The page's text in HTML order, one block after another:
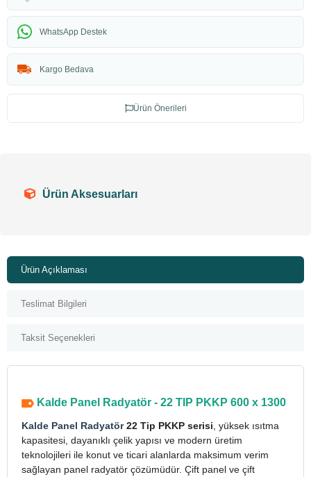
WhatsApp Destek
Kargo Bedava
Ürün Önerileri
Ürün Aksesuarları
Ürün Açıklaması
Teslimat Bilgileri
Taksit Seçenekleri
Kalde Panel Radyatör - 22 TIP PKKP 600 x 1300
Kalde Panel Radyatör22 Tip PKKP serisi , yüksek ısıtma
kapasitesi, dayanıklı çelik yapısı ve modern üretim
teknolojileri ile konut ve ticari alanlarda maksimum verim
sağlayan panel radyatör çözümüdür. Çift panel ve çift